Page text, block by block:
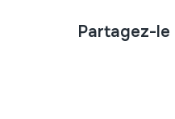
Partagez-le